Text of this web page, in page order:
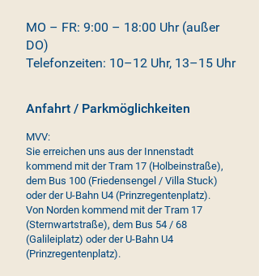
MO – FR: 9:00 – 18:00 Uhr (außer
DO)
Telefonzeiten: 10–12 Uhr, 13–15 Uhr
Anfahrt / Parkmöglichkeiten
MVV:
Sie erreichen uns aus der Innenstadt
kommend mit der Tram 17 (Holbeinstraße),
dem Bus 100 (Friedensengel / Villa Stuck)
oder der U-Bahn U4 (Prinzregentenplatz).
Von Norden kommend mit der Tram 17
(Sternwartstraße), dem Bus 54 / 68
(Galileiplatz) oder der U-Bahn U4
(Prinzregentenplatz).